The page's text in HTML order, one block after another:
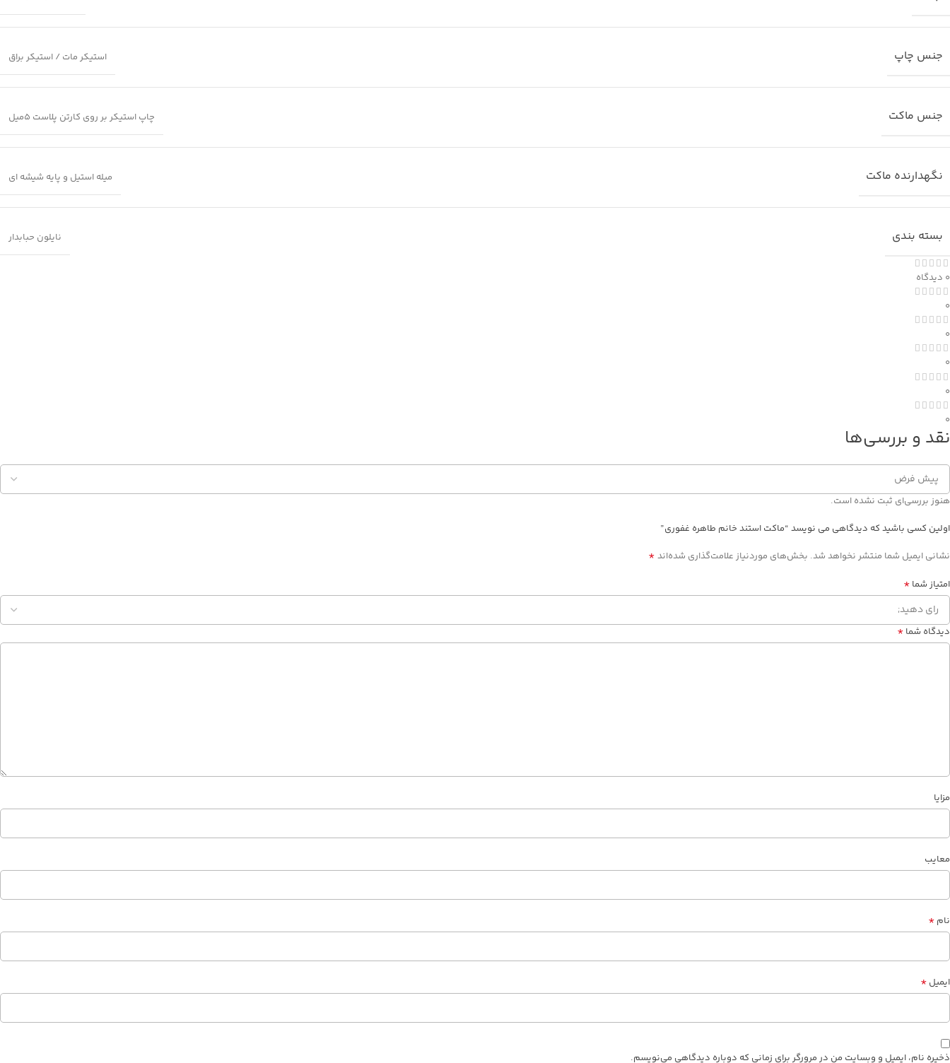
جنس چاپ استیکر مات / استیکر براق
جنس ماکت چاپ استیکر بر روی کارتن پلاست 5میل
نگهدارنده ماکت میله استیل و پایه شیشه ای
بسته بندی نایلون حبابدار
0 دیدگاه
0
0
0
0
0
نقد و بررسی‌ها
هنوز بررسی‌ای ثبت نشده است.
اولین کسی باشید که دیدگاهی می نویسد “ماکت استند خانم طاهره غفوری”
نشانی ایمیل شما منتشر نخواهد شد. بخش‌های موردنیاز علامت‌گذاری شده‌اند *
امتیاز شما *
دیدگاه شما *
مزایا
معایب
نام *
ایمیل *
ذخیره نام، ایمیل و وبسایت من در مرورگر برای زمانی که دوباره دیدگاهی می‌نویسم.